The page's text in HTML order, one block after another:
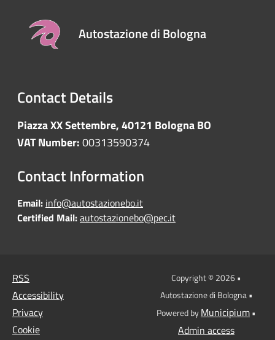
Autostazione di Bologna
Contact Details
Piazza XX Settembre, 40121 Bologna BO
VAT Number:00313590374
Contact Information
Email: info@autostazionebo.it
Certified Mail:autostazionebo@pec.it
RSS
Accessibility
Privacy
Cookie
Copyright © 2026 •
Autostazione di Bologna •
Powered byMunicipium•
Admin access